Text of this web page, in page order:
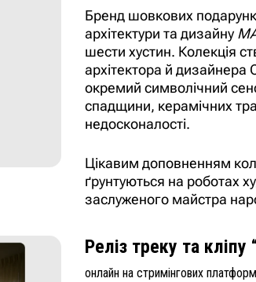
Бренд шовкових
архітектури та дизайну
шести хустин. Колекція
архітектора й
окремий символічний сенс
спадщини, керамічних
недосконалості.
Цікавим доповненням
ґрунтуються на роботах
заслуженого майстра
Реліз треку та кліпу
онлайн на стримінгових